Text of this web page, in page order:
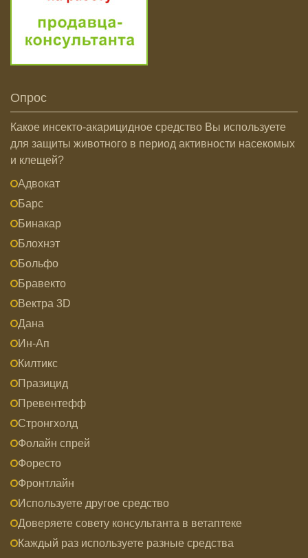
Опрос
Какое инсекто-акарицидное средство Вы используете
для защиты животного в период активности насекомых
и клещей?
Адвокат
Барс
Бинакар
Блохнэт
Больфо
Бравекто
Вектра 3D
Дана
Ин-Ап
Килтикс
Празицид
Превентефф
Стронгхолд
Фолайн спрей
Форесто
Фронтлайн
Используете другое средство
Доверяете совету консультанта в ветаптеке
Каждый раз используете разные средства